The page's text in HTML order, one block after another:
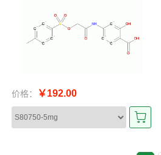
价格： ￥192.00